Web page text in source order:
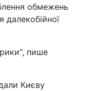
обмежень
далекобійної
пише
Києву